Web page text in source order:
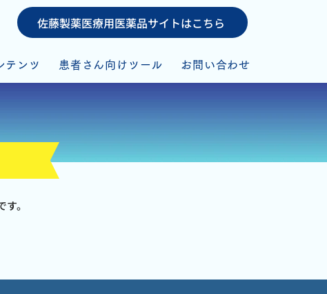
佐藤製薬医療用医薬品サイトはこちら
テンツ 患者さん向けツール お問い合わせ
。